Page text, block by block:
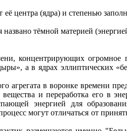
её центра (ядра) и степенью
тёмной материей
концентрирующих огромное
а в ядрах эллиптических
агрегата в воронке времени
и переработка его в
энергией для
принятых в